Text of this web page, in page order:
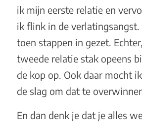
ik mijn eerste relatie en
ik flink in de verlatingsangst.
toen stappen in gezet.
tweede relatie stak opeens
de kop op. Ook daar mocht
de slag om dat te
En dan denk je dat je alles